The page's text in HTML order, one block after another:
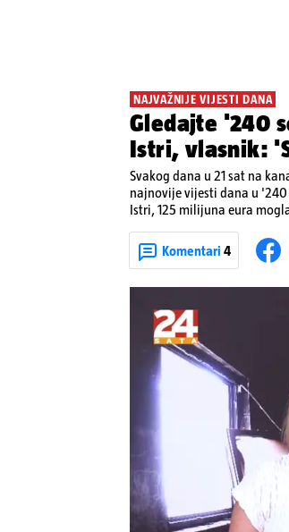
NAJVAŽNIJE VIJESTI DANA
Gledajte '240
Istri, vlasnik:
Svakog dana u 21 sat na
najnovije vijesti dana u
Istri, 125 milijuna eura
Komentari 4